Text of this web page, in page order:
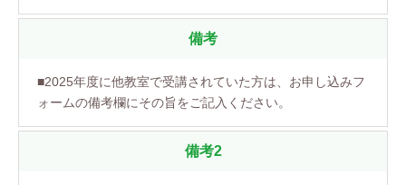
備考
■2025年度に他教室で受講されていた方は、お申し込みフ
ォームの備考欄にその旨をご記入ください。
備考2